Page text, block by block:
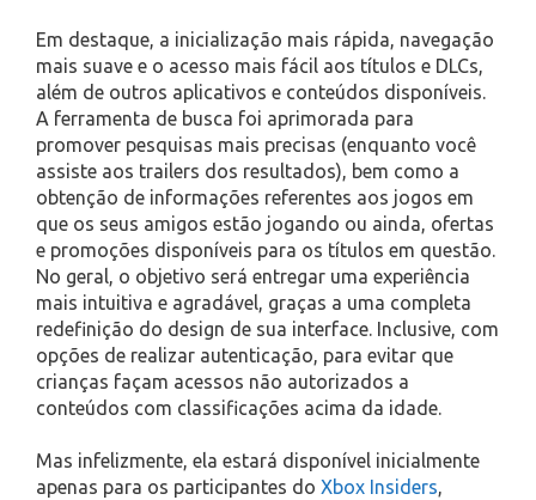
Em destaque, a inicialização mais rápida, navegação
mais suave e o acesso mais fácil aos títulos e DLCs,
além de outros aplicativos e conteúdos disponíveis.
A ferramenta de busca foi aprimorada para
promover pesquisas mais precisas (enquanto você
assiste aos trailers dos resultados), bem como a
obtenção de informações referentes aos jogos em
que os seus amigos estão jogando ou ainda, ofertas
e promoções disponíveis para os títulos em questão.
No geral, o objetivo será entregar uma experiência
mais intuitiva e agradável, graças a uma completa
redefinição do design de sua interface. Inclusive, com
opções de realizar autenticação, para evitar que
crianças façam acessos não autorizados a
conteúdos com classificações acima da idade.
Mas infelizmente, ela estará disponível inicialmente
apenas para os participantes do Xbox Insiders,